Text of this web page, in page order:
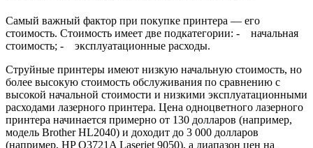
Самый важный фактор при покупке принтера — его
стоимость. Стоимость имеет две подкатегории: - начальная
стоимость; - эксплуатационные расходы.
Струйные принтеры имеют низкую начальную стоимость, но
более высокую стоимость обслуживания по сравнению с
высокой начальной стоимости и низкими эксплуатационными
расходами лазерного принтера. Цена одноцветного лазерного
принтера начинается примерно от 130 долларов (например,
модель Brother HL2040) и доходит до 3 000 долларов
(например, HP Q3721A Laserjet 9050), а диапазон цен на